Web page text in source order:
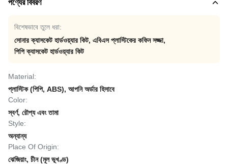
পণ্যের বিবরণ
বিশেষভাবে তুলে ধরা:
সোনার ক্যাসকেট হার্ডওয়্যার কিট, এবিএস প্লাস্টিকের কফিন সজ্জা,
পিপি ক্যাসকেট হার্ডওয়্যার কিট
Material:
প্লাস্টিক (পিপি, ABS), আপনি অর্ডার হিসাবে
Color:
স্বর্ণ, রৌপ্য এবং তামা
Style:
অন্যান্য
Place Of Origin:
ঝেজিয়াং, চীন (মূল ভূখণ্ড)